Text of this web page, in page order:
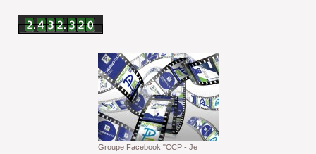
Groupe Facebook "CCP - Je